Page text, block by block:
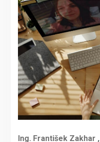
Ing. František Zakhar